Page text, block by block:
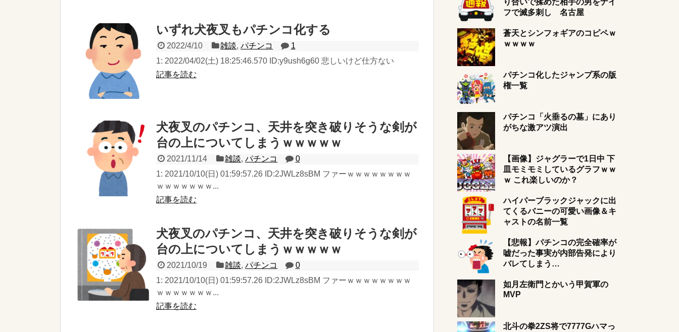
いずれ犬夜叉もパチンコ化する
2022/4/10 雑談,パチンコ
1
1: 2022/04/02(土) 18:25:46.570 ID:y9ush6g60 悲しいけど仕方ない
記事を読む
犬夜叉のパチンコ、天井を突き破りそうな剣が
台の上についてしまうｗｗｗｗｗ
2021/11/14 雑談,パチンコ
0
1: 2021/10/10(日) 01:59:57.26 ID:2JWLz8sBM ファーｗｗｗｗｗｗｗｗ
ｗｗｗｗｗｗｗ...
記事を読む
犬夜叉のパチンコ、天井を突き破りそうな剣が
台の上についてしまうｗｗｗｗｗ
2021/10/19 雑談,パチンコ
0
1: 2021/10/10(日) 01:59:57.26 ID:2JWLz8sBM ファーｗｗｗｗｗｗｗｗ
ｗｗｗｗｗｗｗ...
記事を読む
り合いで揉めた相手の男をナイ
フで滅多刺し 名古屋
蒼天とシンフォギアのコピペｗ
ｗｗｗｗ
パチンコ化したジャンプ系の版
権一覧
パチンコ「火垂るの墓」にあり
がちな激アツ演出
【画像】ジャグラーで1日中 下
皿モミモミしているグラフｗｗ
ｗ これ楽しいのか？
ハイパーブラックジャックに出
てくるバニーの可愛い画像＆キ
ャストの名前一覧
【悲報】パチンコの完全確率が
嘘だった事実が内部告発により
バレてしまう…
如月左衛門とかいう甲賀軍の
MVP
北斗の拳2ZS将で7777Gハマっ